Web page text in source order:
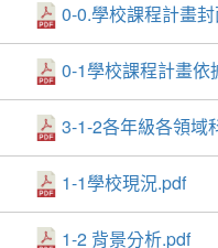
0-0.學校課程計畫
0-1學校課程計畫依
3-1-2各年級各領域
1-1學校現況.pdf
1-2 背景分析.pdf